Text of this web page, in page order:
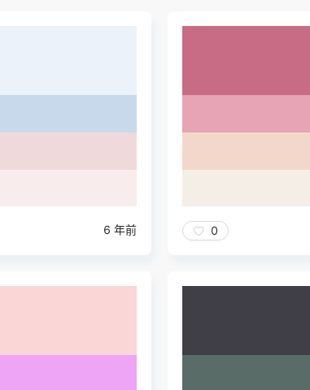
6 年前 0